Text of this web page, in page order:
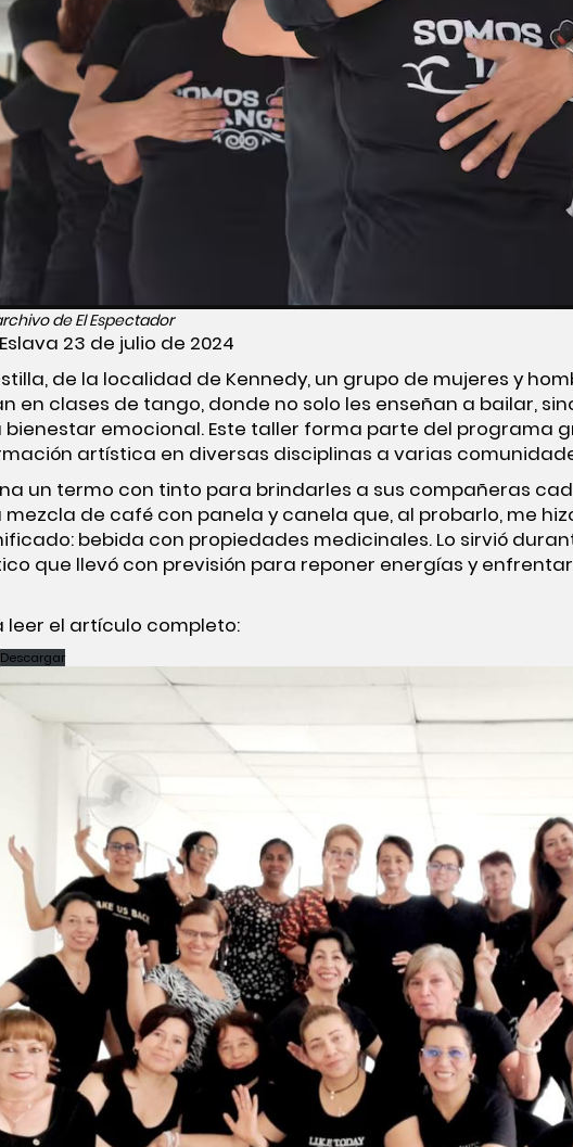
de El Espectador
23 de julio de 2024
de la localidad de Kennedy, un grupo de mujeres y
en clases de tango, donde no solo les enseñan a bailar,
bienestar emocional. Este taller forma parte del programa
artística en diversas disciplinas a varias
un termo con tinto para brindarles a sus compañeras
mezcla de café con panela y canela que, al probarlo, me
bebida con propiedades medicinales. Lo sirvió
que llevó con previsión para reponer energías y
leer el artículo completo:
Descargar